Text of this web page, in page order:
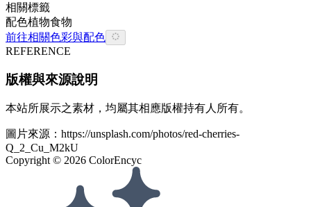
相關標籤
配色植物食物
前往相關色彩與配色
REFERENCE
版權與來源說明
本站所展示之素材，均屬其相應版權持有人所有。
圖片來源： https://unsplash.com/photos/red-cherries-
Q_2_Cu_M2kU
Copyright © 2026 ColorEncyc